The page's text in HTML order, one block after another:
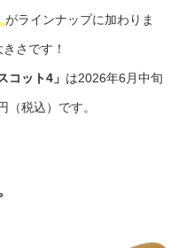
がラインナップに加わりま
さです！
コット4」 は2026年6月中旬
税込）です。